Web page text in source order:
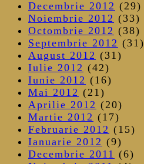
Decembrie 2012 (29)
Noiembrie 2012 (33)
Octombrie 2012 (38)
Septembrie 2012 (31)
August 2012 (31)
Iulie 2012 (42)
Iunie 2012 (16)
Mai 2012 (21)
Aprilie 2012 (20)
Martie 2012 (17)
Februarie 2012 (15)
Ianuarie 2012 (9)
Decembrie 2011 (6)